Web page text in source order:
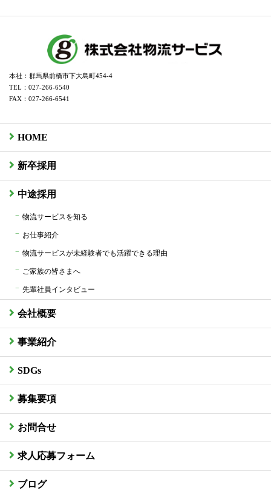
本社：群馬県前橋市下大島町454-4
TEL：027-266-6540
FAX：027-266-6541
HOME
新卒採用
中途採用
物流サービスを知る
お仕事紹介
物流サービスが未経験者でも活躍できる理由
ご家族の皆さまへ
先輩社員インタビュー
会社概要
事業紹介
SDGs
募集要項
お問合せ
求人応募フォーム
ブログ